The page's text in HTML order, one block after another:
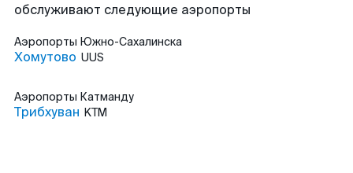
обслуживают следующие аэропорты
Аэропорты Южно-Сахалинска
Хомутово UUS
Аэропорты Катманду
Трибхуван KTM